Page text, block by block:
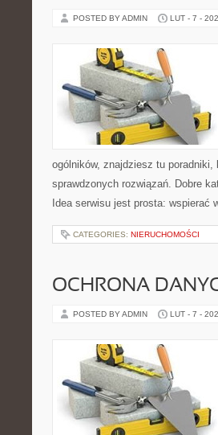
POSTED BY ADMIN LUT - 7 -
ogólników, znajdziesz tu poradniki,
sprawdzonych rozwiązań. Dobre
Idea serwisu jest prosta:
CATEGORIES: NIERUCHOMOŚCI
OCHRONA
POSTED BY ADMIN LUT - 7 -